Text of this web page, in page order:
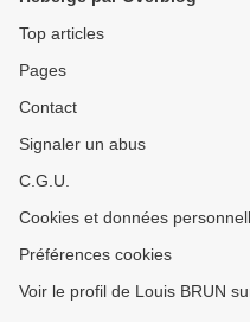
Top articles
Pages
Contact
Signaler un abus
C.G.U.
Cookies et données
Préférences cookies
Voir le profil de Louis BRUN